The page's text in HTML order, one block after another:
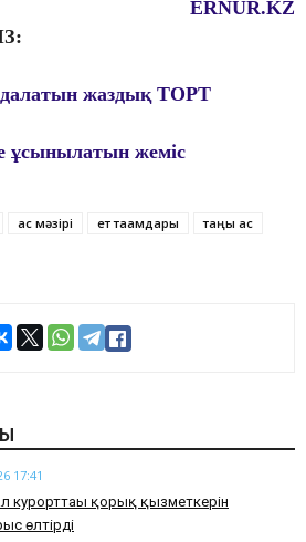
ERNUR.KZ
жаздық ТОРТ
жеміс
ас мәзірі ет тағамдары
таңғы ас
17:41
курорттағы қорық қызметкерін
өлтірді